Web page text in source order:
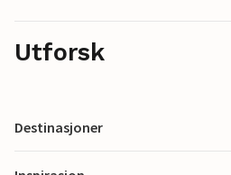
Utforsk
Destinasjoner